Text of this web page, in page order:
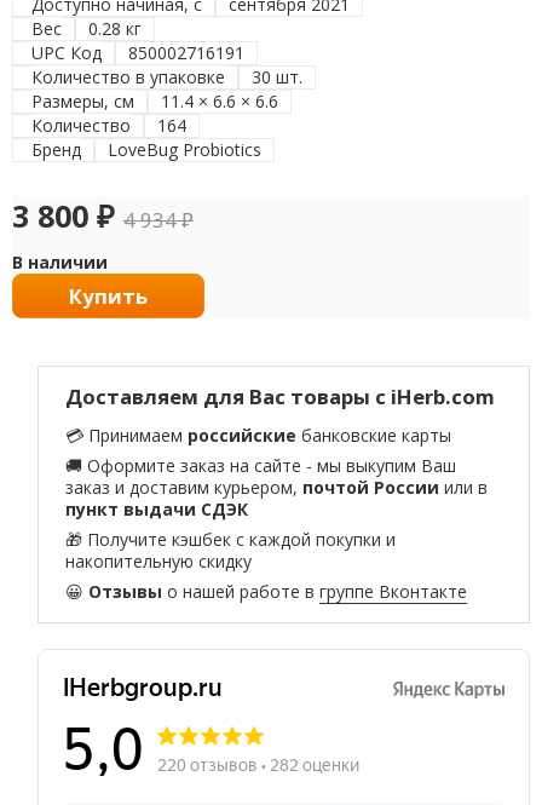
Вес
0.28 кг
UPC Код
850002716191
Количество в упаковке
30 шт.
Размеры, см
11.4 × 6.6 × 6.6
Количество
164
Бренд
LoveBug Probiotics
3 800 ₽ 4 934₽
В наличии
Купить
Доставляем для Вас товары с iHerb.com
💳 Принимаем российские банковские карты
🚚 Оформите заказ на сайте - мы выкупим Ваш
заказ и доставим курьером, почтой России или в
пункт выдачи СДЭК
🎁 Получите кэшбек с каждой покупки и
накопительную скидку
😀 Отзывы о нашей работе вгруппе Вконтакте